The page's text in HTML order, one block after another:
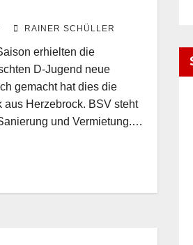
RAINER SCHÜLLER
erhielten die
D-Jugend neue
gemacht hat dies die
aus Herzebrock. BSV steht
und Vermietung.…